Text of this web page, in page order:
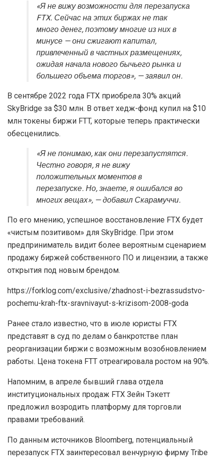
«Я не вижу возможности для перезапуска
FTX. Сейчас на этих биржах не так
много денег, поэтому многие из них в
минусе — они сжигают капитал,
привлеченный в частных размещениях,
ожидая начала нового бычьего рынка и
большего объема торгов», — заявил он.
В сентябре 2022 года FTX приобрела 30% акций
SkyBridge за $30 млн. В ответ хедж-фонд купил на $10
млн токены биржи FTT, которые теперь практически
обесценились.
«Я не понимаю, как они перезапустятся.
Честно говоря, я не вижу
положительных моментов в
перезапуске. Но, знаете, я ошибался во
многих вещах», — добавил Скарамуччи.
По его мнению, успешное восстановление FTX будет
«чистым позитивом» для SkyBridge. При этом
предприниматель видит более вероятным сценарием
продажу биржей собственного ПО и лицензии, а также
открытия под новым брендом.
https://forklog.com/exclusive/zhadnost-i-bezrassudstvo-
pochemu-krah-ftx-sravnivayut-s-krizisom-2008-goda
Ранее стало известно, что в июле юристы FTX
представят в суд по делам о банкротстве план
реорганизации биржи с возможным возобновлением
работы. Цена токена FTT отреагировала ростом на 90%.
Напомним, в апреле бывший глава отдела
институциональных продаж FTX Зейн Тэкетт
предложил возродить платформу для торговли
правами требований.
По данным источников Bloomberg, потенциальный
перезапуск FTX заинтересовал венчурную фирму Tribe